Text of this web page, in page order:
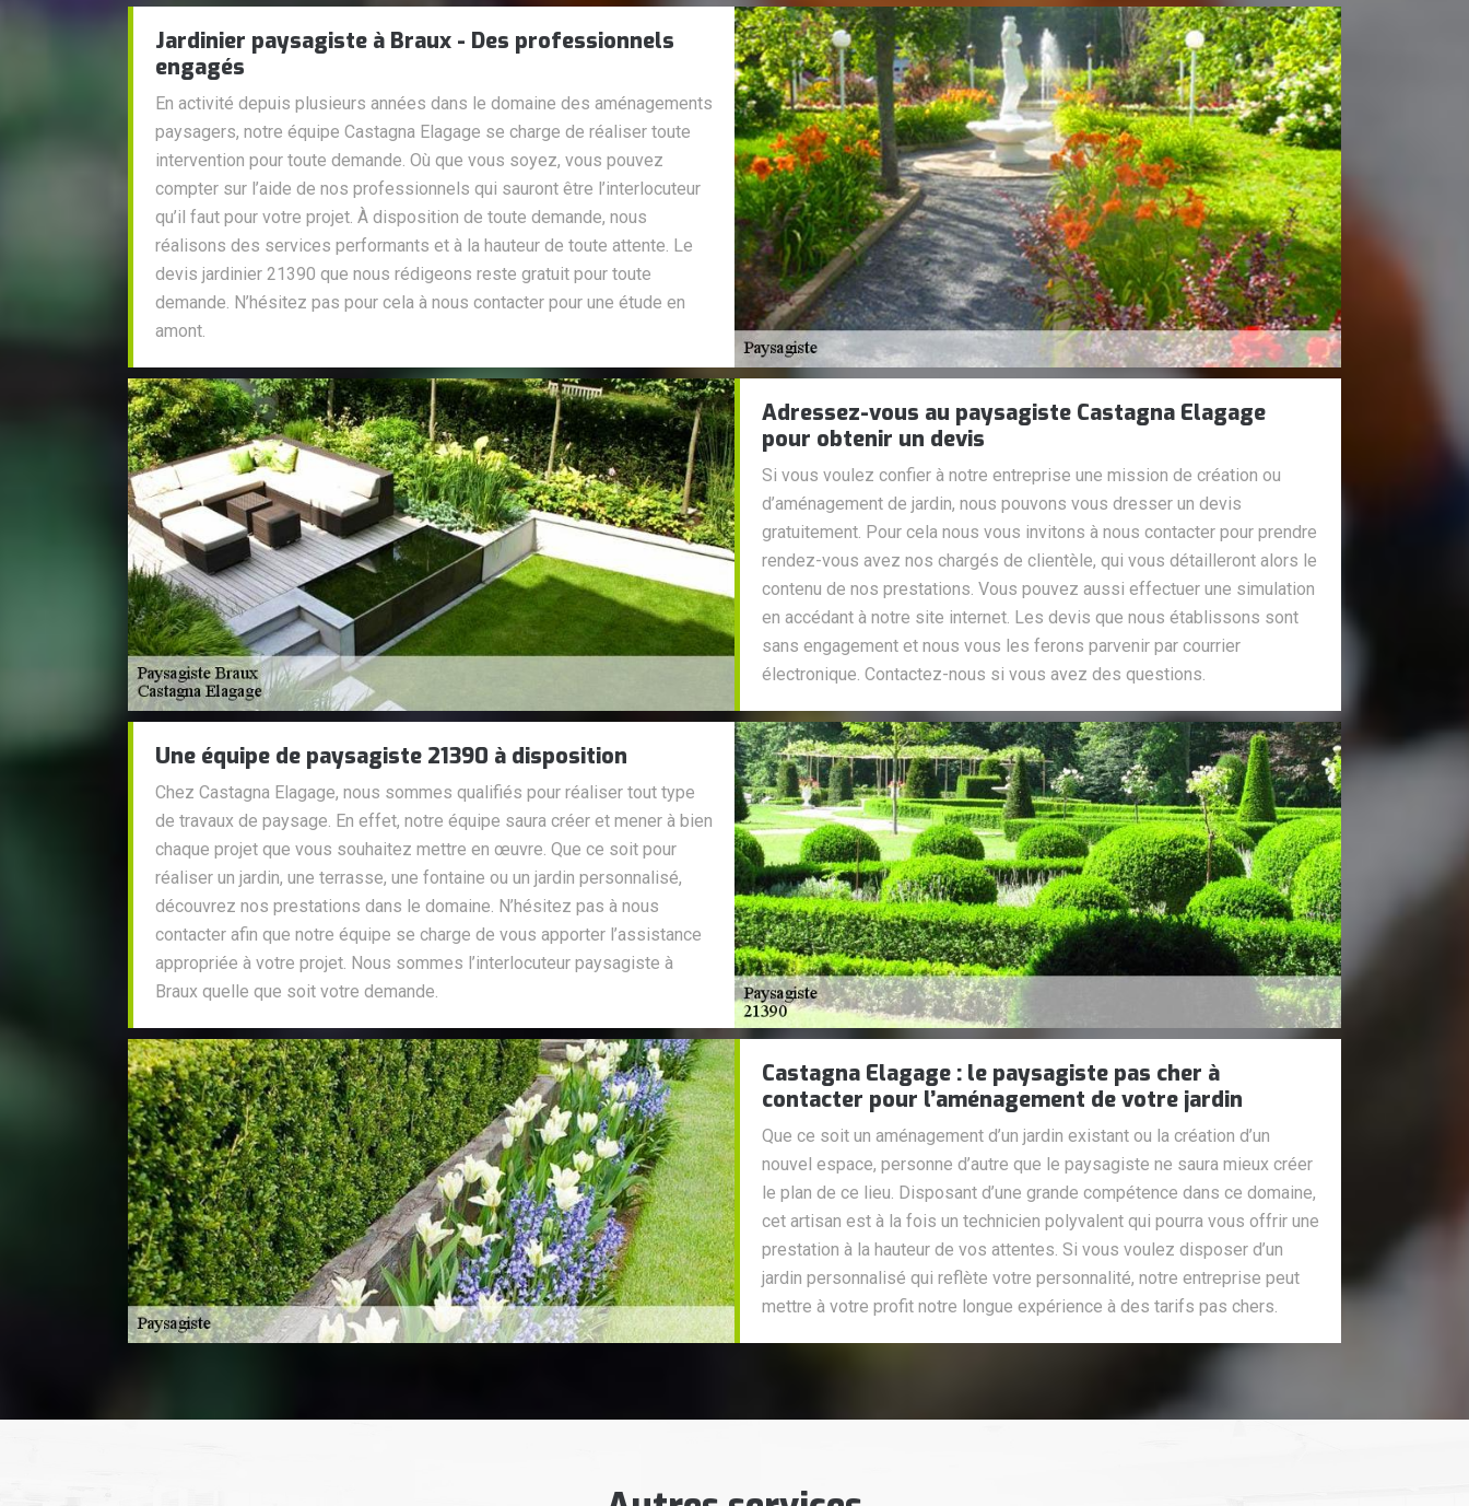
Jardinier paysagiste à Braux - Des professionnels
engagés
En activité depuis plusieurs années dans le domaine des aménagements
paysagers, notre équipe Castagna Elagage se charge de réaliser toute
intervention pour toute demande. Où que vous soyez, vous pouvez
compter sur l’aide de nos professionnels qui sauront être l’interlocuteur
qu’il faut pour votre projet. À disposition de toute demande, nous
réalisons des services performants et à la hauteur de toute attente. Le
devis jardinier 21390 que nous rédigeons reste gratuit pour toute
demande. N’hésitez pas pour cela à nous contacter pour une étude en
amont.
Adressez-vous au paysagiste Castagna Elagage
pour obtenir un devis
Si vous voulez confier à notre entreprise une mission de création ou
d’aménagement de jardin, nous pouvons vous dresser un devis
gratuitement. Pour cela nous vous invitons à nous contacter pour prendre
rendez-vous avez nos chargés de clientèle, qui vous détailleront alors le
contenu de nos prestations. Vous pouvez aussi effectuer une simulation
en accédant à notre site internet. Les devis que nous établissons sont
sans engagement et nous vous les ferons parvenir par courrier
électronique. Contactez-nous si vous avez des questions.
Une équipe de paysagiste 21390 à disposition
Chez Castagna Elagage, nous sommes qualifiés pour réaliser tout type
de travaux de paysage. En effet, notre équipe saura créer et mener à bien
chaque projet que vous souhaitez mettre en œuvre. Que ce soit pour
réaliser un jardin, une terrasse, une fontaine ou un jardin personnalisé,
découvrez nos prestations dans le domaine. N’hésitez pas à nous
contacter afin que notre équipe se charge de vous apporter l’assistance
appropriée à votre projet. Nous sommes l’interlocuteur paysagiste à
Braux quelle que soit votre demande.
Castagna Elagage : le paysagiste pas cher à
contacter pour l’aménagement de votre jardin
Que ce soit un aménagement d’un jardin existant ou la création d’un
nouvel espace, personne d’autre que le paysagiste ne saura mieux créer
le plan de ce lieu. Disposant d’une grande compétence dans ce domaine,
cet artisan est à la fois un technicien polyvalent qui pourra vous offrir une
prestation à la hauteur de vos attentes. Si vous voulez disposer d’un
jardin personnalisé qui reflète votre personnalité, notre entreprise peut
mettre à votre profit notre longue expérience à des tarifs pas chers.